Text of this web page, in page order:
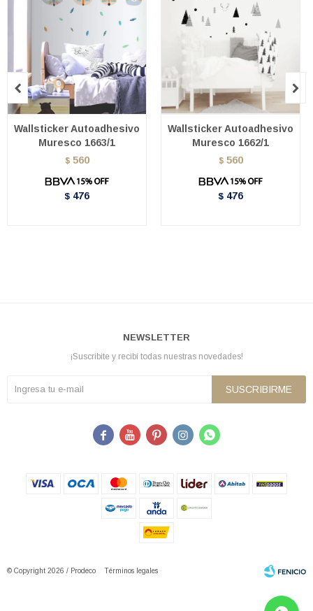
Wallsticker Autoadhesivo
Muresco 1663/1
$ 560
$ 476
Wallsticker Autoadhesivo
Muresco 1662/1
$ 560
$ 476
 
NEWSLETTER
¡Suscribite y recibí todas nuestras novedades!
SUSCRIBIRME
    
© Copyright 2026 / Prodeco Términos legales